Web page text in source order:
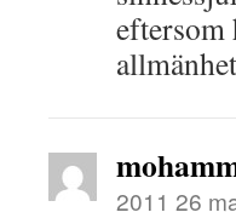
eftersom
2011 26